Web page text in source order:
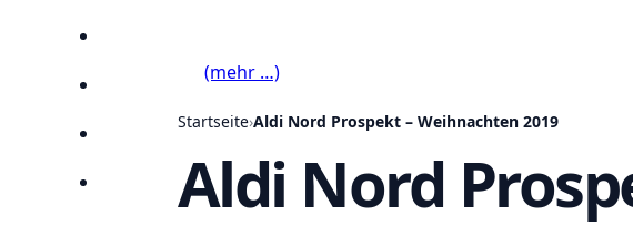
Lieblingsprospekte
(mehr …)
Startseite›Aldi Nord Prospekt – Weihnachten 2019
Aldi Nord